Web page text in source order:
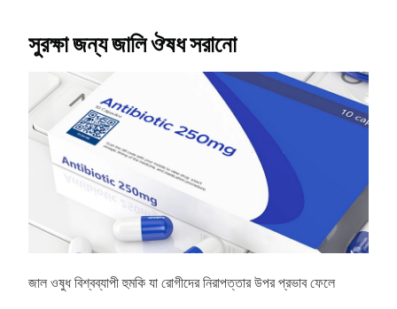
সুরক্ষা জন্য জালি ঔষধ সরানো
জাল ওষুধ বিশ্বব্যাপী হুমকি যা রোগীদের নিরাপত্তার উপর প্রভাব ফেলে